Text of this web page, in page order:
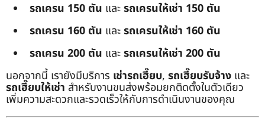
รถเครน 150 ตัน และรถเครนให้เช่า 150 ตัน
รถเครน 160 ตัน และรถเครนให้เช่า 160 ตัน
รถเครน 200 ตัน และรถเครนให้เช่า 200 ตัน
นอกจากนี้ เรายังมีบริการ เช่ารถเฮี๊ยบ, รถเฮี๊ยบรับจ้าง และ
รถเฮี๊ยบให้เช่า สำหรับงานขนส่งพร้อมยกติดตั้งในตัวเดียว
เพิ่มความสะดวกและรวดเร็วให้กับการดำเนินงานของคุณ